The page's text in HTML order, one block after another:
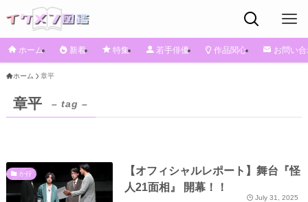
ホーム 新着 特集 若手俳優 作品関心 お問い
ホーム 章平
章平 – tag –
か行
【オフィシャルレポート】舞台『怪
人21面相』 開幕！！
July 31, 2025